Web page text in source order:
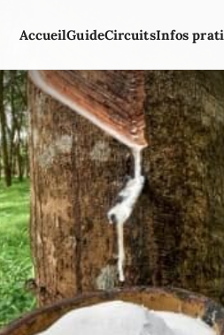
AccueilGuideCircuitsInfos